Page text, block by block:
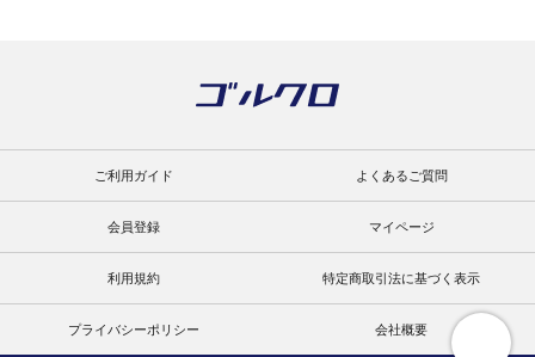
ご利用ガイド よくあるご質問
会員登録 マイページ
利用規約 特定商取引法に基づく表示
プライバシーポリシー 会社概要